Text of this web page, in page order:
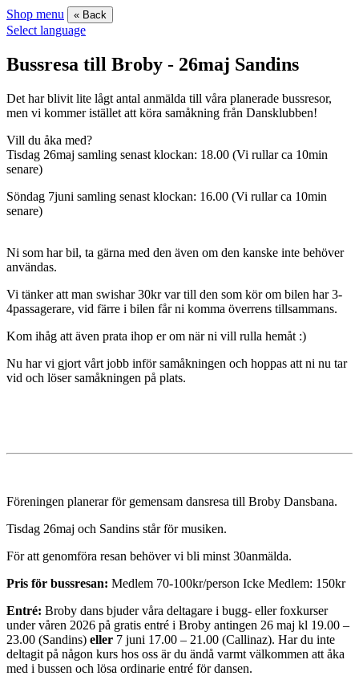
Shop menu « Back
Select language
Bussresa till Broby - 26maj Sandins
Det har blivit lite lågt antal anmälda till våra planerade bussresor,
men vi kommer istället att köra samåkning från Dansklubben!
Vill du åka med?
Tisdag 26maj samling senast klockan: 18.00 (Vi rullar ca 10min
senare)
Söndag 7juni samling senast klockan: 16.00 (Vi rullar ca 10min
senare)
Ni som har bil, ta gärna med den även om den kanske inte behöver
användas.
Vi tänker att man swishar 30kr var till den som kör om bilen har 3-
4passagerare, vid färre i bilen får ni komma överrens tillsammans.
Kom ihåg att även prata ihop er om när ni vill rulla hemåt :)
Nu har vi gjort vårt jobb inför samåkningen och hoppas att ni nu tar
vid och löser samåkningen på plats.
Föreningen planerar för gemensam dansresa till Broby Dansbana.
Tisdag 26maj och Sandins står för musiken.
För att genomföra resan behöver vi bli minst 30anmälda.
Pris för bussresan: Medlem 70-100kr/person Icke Medlem: 150kr
Entré: Broby dans bjuder våra deltagare i bugg- eller foxkurser
under våren 2026 på gratis entré i Broby antingen 26 maj kl 19.00 –
23.00 (Sandins) eller 7 juni 17.00 – 21.00 (Callinaz). Har du inte
deltagit på någon kurs hos oss är du ändå varmt välkommen att åka
med i bussen och lösa ordinarie entré för dansen.